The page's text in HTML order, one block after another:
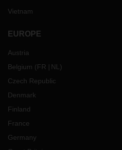
Vietnam
EUROPE
Austria
Belgium (FR NL )
Czech Republic
Denmark
Finland
France
Germany